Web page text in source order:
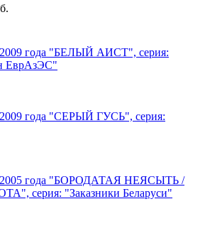
года "БЕЛЫЙ АИСТ", серия:
ЕврАзЭС"
года "СЕРЫЙ ГУСЬ", серия:
года "БОРОДАТАЯ НЕЯСЫТЬ /
серия: "Заказники Беларуси"